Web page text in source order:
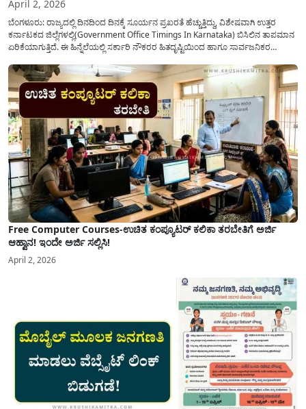
April 2, 2026
ಬೆಂಗಳೂರು: ರಾಜ್ಯದಲ್ಲಿ ದಿನದಿಂದ ದಿನಕ್ಕೆ ಸೂರ್ಯನ ಪ್ರಖರತೆ ಹೆಚ್ಚುತ್ತಿದ್ದು, ವಿಶೇಷವಾಗಿ ಉತ್ತರ
ಕರ್ನಾಟಕದ ಜಿಲ್ಲೆಗಳಲ್ಲಿ(Government Office Timings In Karnataka) ಬಿಸಿಲಿನ ತಾಪಮಾನ
ಏರಿಕೆಯಾಗುತ್ತಿದೆ. ಈ ಹಿನ್ನೆಲೆಯಲ್ಲಿ ಸರ್ಕಾರಿ ನೌಕರರ ಹಿತದೃಷ್ಟಿಯಿಂದ ಹಾಗೂ ಸಾರ್ವಜನಿಕರ
ಮತ್ತು ಕಲ್ಯಾಣ ಕರ್ನಾಟಕದ ಒಟ್ಟು 9 ಜಿಲ್ಲೆಗಳಲ್ಲಿ ಏಪ್ರಿಲ್...
Free Computer Courses-ಉಚಿತ ಕಂಪ್ಯೂಟರ್ ಕಲಿಕಾ ತರಬೇತಿಗೆ ಅರ್ಜಿ
ಆಹ್ವಾನ! ಇಂದೇ ಅರ್ಜಿ ಸಲ್ಲಿಸಿ!
April 2, 2026